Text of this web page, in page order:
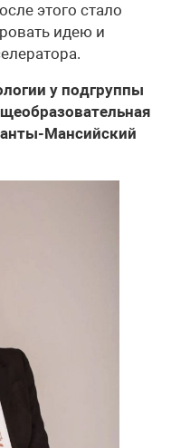
этого стало
идею и
у подгруппы
Мансийский